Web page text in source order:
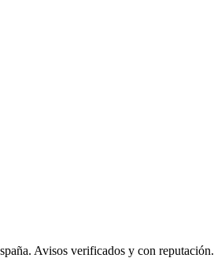
Avisos verificados y con reputación.